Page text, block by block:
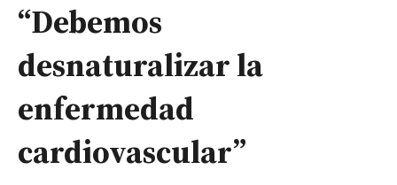
“Debemos
desnaturalizar la
enfermedad
cardiovascular”